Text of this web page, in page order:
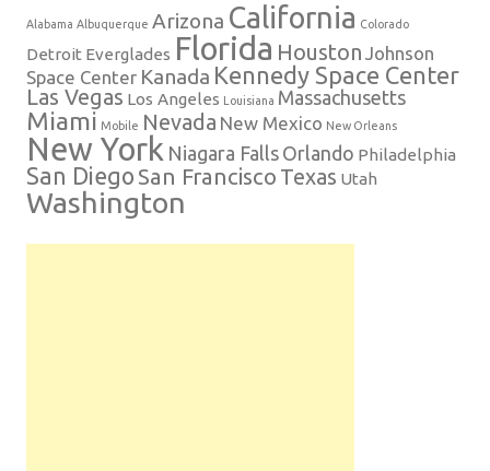
Alabama Albuquerque Arizona California Colorado
Detroit Everglades Florida Houston Johnson
Space Center Kanada Kennedy Space Center
Las Vegas Los Angeles Louisiana Massachusetts
Miami Mobile Nevada New Mexico New Orleans
New York Niagara Falls Orlando Philadelphia
San Diego San Francisco Texas Utah
Washington